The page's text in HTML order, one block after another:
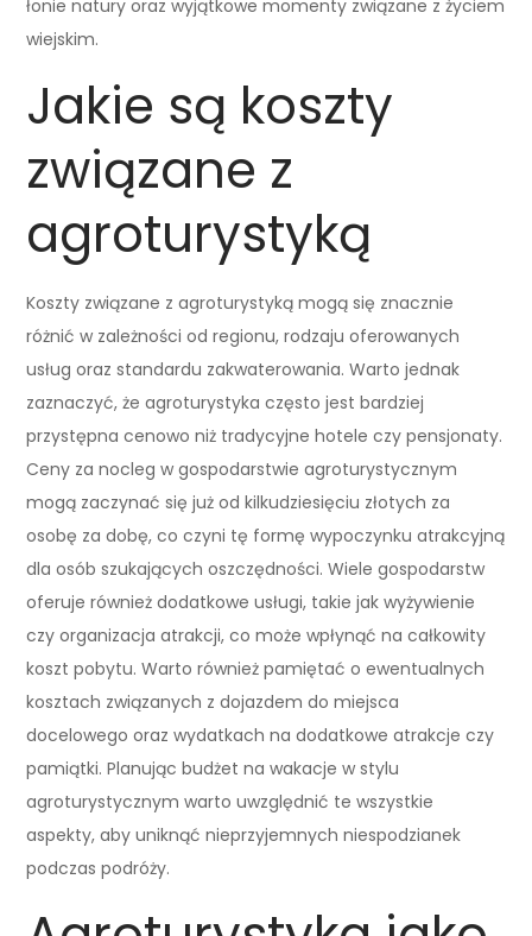
łonie natury oraz wyjątkowe momenty związane z życiem
wiejskim.
Jakie są koszty
związane z
agroturystyką
Koszty związane z agroturystyką mogą się znacznie
różnić w zależności od regionu, rodzaju oferowanych
usług oraz standardu zakwaterowania. Warto jednak
zaznaczyć, że agroturystyka często jest bardziej
przystępna cenowo niż tradycyjne hotele czy pensjonaty.
Ceny za nocleg w gospodarstwie agroturystycznym
mogą zaczynać się już od kilkudziesięciu złotych za
osobę za dobę, co czyni tę formę wypoczynku atrakcyjną
dla osób szukających oszczędności. Wiele gospodarstw
oferuje również dodatkowe usługi, takie jak wyżywienie
czy organizacja atrakcji, co może wpłynąć na całkowity
koszt pobytu. Warto również pamiętać o ewentualnych
kosztach związanych z dojazdem do miejsca
docelowego oraz wydatkach na dodatkowe atrakcje czy
pamiątki. Planując budżet na wakacje w stylu
agroturystycznym warto uwzględnić te wszystkie
aspekty, aby uniknąć nieprzyjemnych niespodzianek
podczas podróży.